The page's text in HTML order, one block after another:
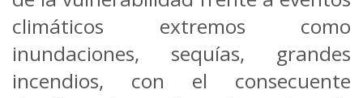
climáticos extremos como
inundaciones, sequías, grandes
incendios, con el consecuente